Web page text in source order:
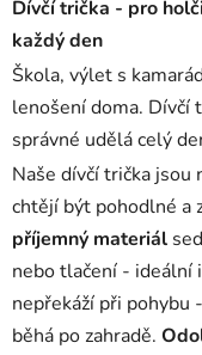
Dívčí trička - pro
každý den
Škola, výlet s
lenošení doma. Dívčí
správné udělá celý
Naše dívčí trička jsou
chtějí být pohodlné a
příjemný materiál
nebo tlačení - ideální
nepřekáží při pohybu
běhá po zahradě.